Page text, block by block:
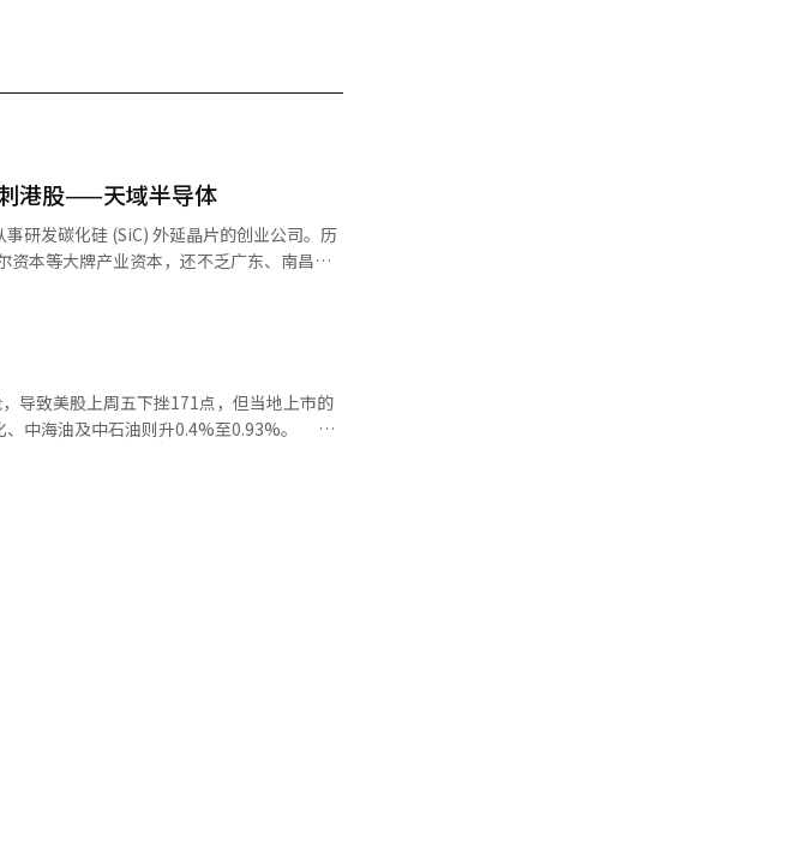
体冲刺港股——天域半导体
研发碳化硅 (SiC) 外延晶片的创业公司。历
本等大牌产业资本，还不乏广东、南昌等
23日，天域半导体向港交所递表，冲击港
致美股上周五下挫171点，但当地上市的
中海油及中石油则升0.4%至0.93%。
平稳，后市要看美国金融机构会否有新的坏